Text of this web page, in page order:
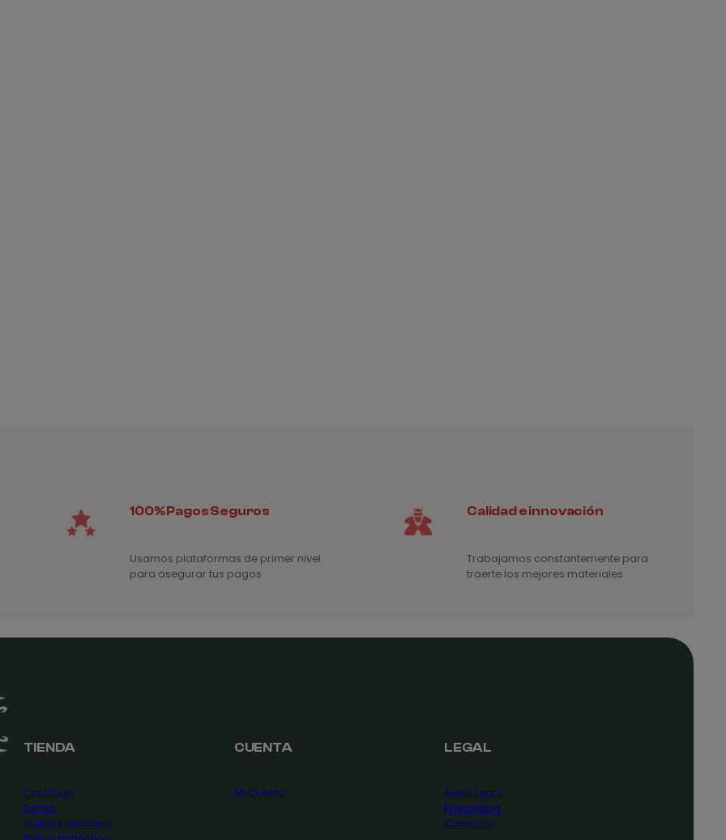
100% Pagos Seguros
Usamos plataformas de primer nivel
para asegurar tus pagos
Calidad e innovación
Trabajamos constantemente para
traerte los mejores materiales
TIENDA
Catálogo
Series
Juegos de mesa
CUENTA
Mi Cuenta
LEGAL
Aviso Legal
Privacidad
Contacta